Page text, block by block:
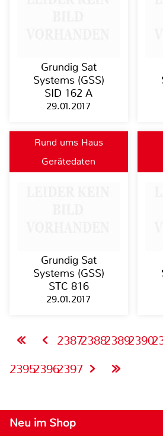
Grundig Sat
Systems (GSS)
SID 162 A
29.01.2017
Rund ums Haus
Gerätedaten
Grundig Sat
Systems (GSS)
STC 816
29.01.2017
2387238823892390
239523962397
Neu im Shop